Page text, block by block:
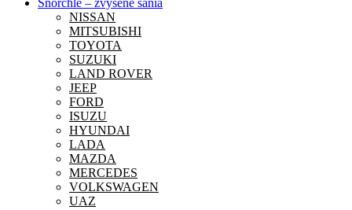
Šnorchle – zvýšene sania
NISSAN
MITSUBISHI
TOYOTA
SUZUKI
LAND ROVER
JEEP
FORD
ISUZU
HYUNDAI
LADA
MAZDA
MERCEDES
VOLKSWAGEN
UAZ